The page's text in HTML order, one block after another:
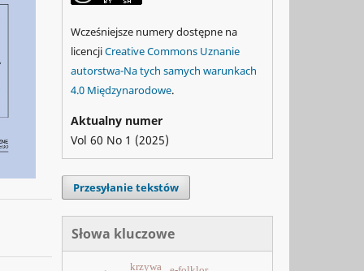
Wcześniejsze numery dostępne na
licencjiCreative Commons Uznanie
autorstwa-Na tych samych warunkach
4.0 Międzynarodowe.
Aktualny numer
Vol 60 No 1 (2025)
Przesyłanie tekstów
Słowa kluczowe
krzywa